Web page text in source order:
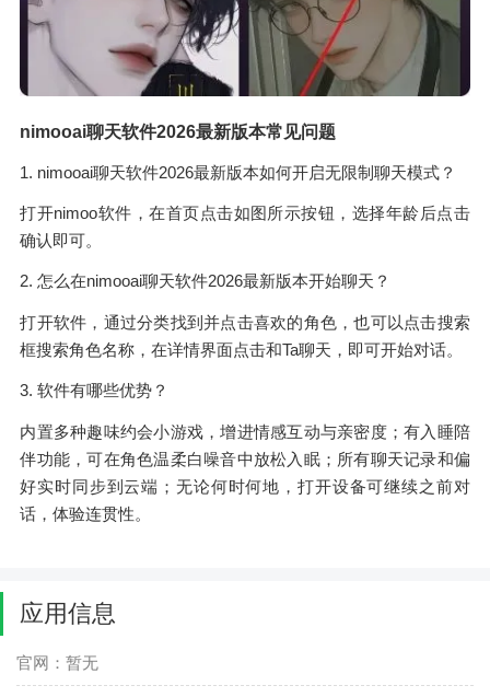
nimooai聊天软件2026最新版本常见问题
1. nimooai聊天软件2026最新版本如何开启无限制聊天模式？
打开nimoo软件，在首页点击如图所示按钮，选择年龄后点击
确认即可。
2. 怎么在nimooai聊天软件2026最新版本开始聊天？
打开软件，通过分类找到并点击喜欢的角色，也可以点击搜索
框搜索角色名称，在详情界面点击和Ta聊天，即可开始对话。
3. 软件有哪些优势？
内置多种趣味约会小游戏，增进情感互动与亲密度；有入睡陪
伴功能，可在角色温柔白噪音中放松入眠；所有聊天记录和偏
好实时同步到云端；无论何时何地，打开设备可继续之前对
话，体验连贯性。
应用信息
官网：暂无